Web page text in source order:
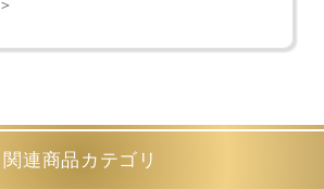
＞
関連商品カテゴリ